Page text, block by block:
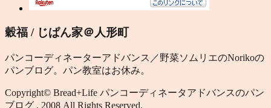
穀福 / じぱん家＠人形町
パンコーディネーターアドバンス／野菜ソムリエのNorikoの
パンブログ。パン教室はお休み。
Copyright© Bread+Life パンコーディネータアドバンスのパン
ブログ , 2008 All Rights Reserved.